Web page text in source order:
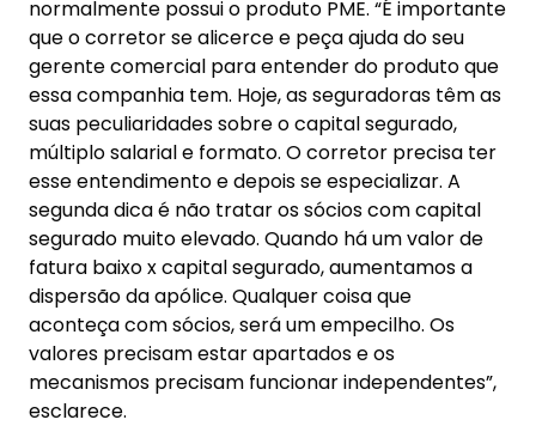
normalmente possui o produto PME. “É importante
que o corretor se alicerce e peça ajuda do seu
gerente comercial para entender do produto que
essa companhia tem. Hoje, as seguradoras têm as
suas peculiaridades sobre o capital segurado,
múltiplo salarial e formato. O corretor precisa ter
esse entendimento e depois se especializar. A
segunda dica é não tratar os sócios com capital
segurado muito elevado. Quando há um valor de
fatura baixo x capital segurado, aumentamos a
dispersão da apólice. Qualquer coisa que
aconteça com sócios, será um empecilho. Os
valores precisam estar apartados e os
mecanismos precisam funcionar independentes”,
esclarece.